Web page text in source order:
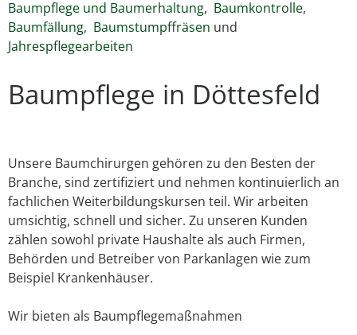
Baumpflege und Baumerhaltung, Baumkontrolle,
Baumfällung, Baumstumpffräsen und
Jahrespflegearbeiten
Baumpflege in Döttesfeld
Unsere Baumchirurgen gehören zu den Besten der
Branche, sind zertifiziert und nehmen kontinuierlich an
fachlichen Weiterbildungskursen teil. Wir arbeiten
umsichtig, schnell und sicher. Zu unseren Kunden
zählen sowohl private Haushalte als auch Firmen,
Behörden und Betreiber von Parkanlagen wie zum
Beispiel Krankenhäuser.
Wir bieten als Baumpflegemaßnahmen